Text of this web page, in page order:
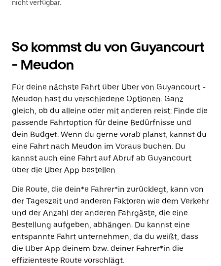
nicht verfügbar.
So kommst du von Guyancourt
- Meudon
Für deine nächste Fahrt über Uber von Guyancourt -
Meudon hast du verschiedene Optionen. Ganz
gleich, ob du alleine oder mit anderen reist: Finde die
passende Fahrtoption für deine Bedürfnisse und
dein Budget. Wenn du gerne vorab planst, kannst du
eine Fahrt nach Meudon im Voraus buchen. Du
kannst auch eine Fahrt auf Abruf ab Guyancourt
über die Uber App bestellen.
Die Route, die dein*e Fahrer*in zurücklegt, kann von
der Tageszeit und anderen Faktoren wie dem Verkehr
und der Anzahl der anderen Fahrgäste, die eine
Bestellung aufgeben, abhängen. Du kannst eine
entspannte Fahrt unternehmen, da du weißt, dass
die Uber App deinem bzw. deiner Fahrer*in die
effizienteste Route vorschlägt.